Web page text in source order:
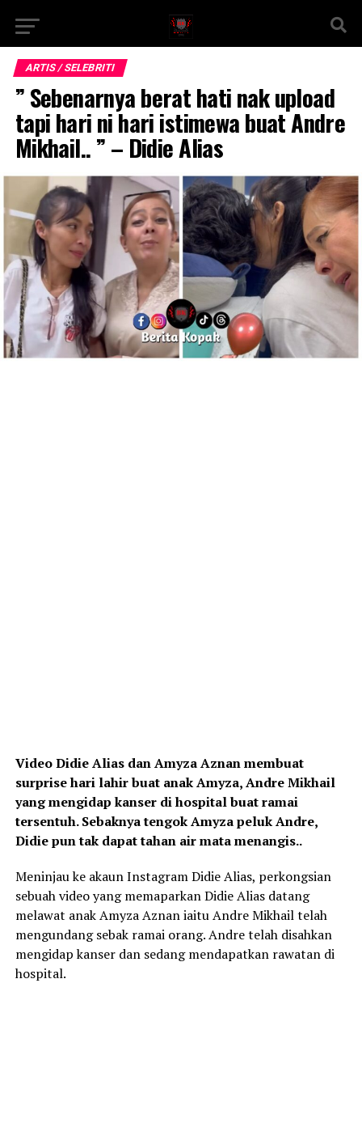
ARTIS / SELEBRITI
” Sebenarnya berat hati nak upload
tapi hari ni hari istimewa buat Andre
Mikhail.. ” – Didie Alias
Video Didie Alias dan Amyza Aznan membuat
surprise hari lahir buat anak Amyza, Andre Mikhail
yang mengidap kanser di hospital buat ramai
tersentuh. Sebaknya tengok Amyza peluk Andre,
Didie pun tak dapat tahan air mata menangis..
Meninjau ke akaun Instagram Didie Alias, perkongsian
sebuah video yang memaparkan Didie Alias datang
melawat anak Amyza Aznan iaitu Andre Mikhail telah
mengundang sebak ramai orang. Andre telah disahkan
mengidap kanser dan sedang mendapatkan rawatan di
hospital.